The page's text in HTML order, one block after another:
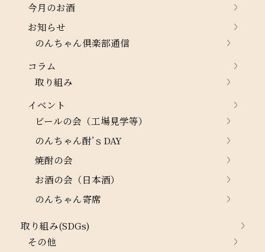
今月のお酒
お知らせ
のんちゃん倶楽部通信
コラム
取り組み
イベント
ビールの会（工場見学等）
のんちゃん酎’ｓDAY
焼酎の会
お酒の会（日本酒）
のんちゃん寄席
取り組み(SDGs)
その他